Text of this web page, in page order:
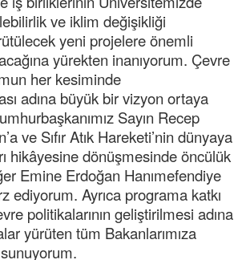
ve iklim değişikliği
yeni projelere önemli
yürekten inanıyorum. Çevre
her kesiminde
adına büyük bir vizyon ortaya
Sayın Recep
ve Sıfır Atık Hareketi’nin dünyaya
hikâyesine dönüşmesinde öncülük
Emine Erdoğan Hanımefendiye
ediyorum. Ayrıca programa katkı
politikalarının geliştirilmesi adına
yürüten tüm Bakanlarımıza